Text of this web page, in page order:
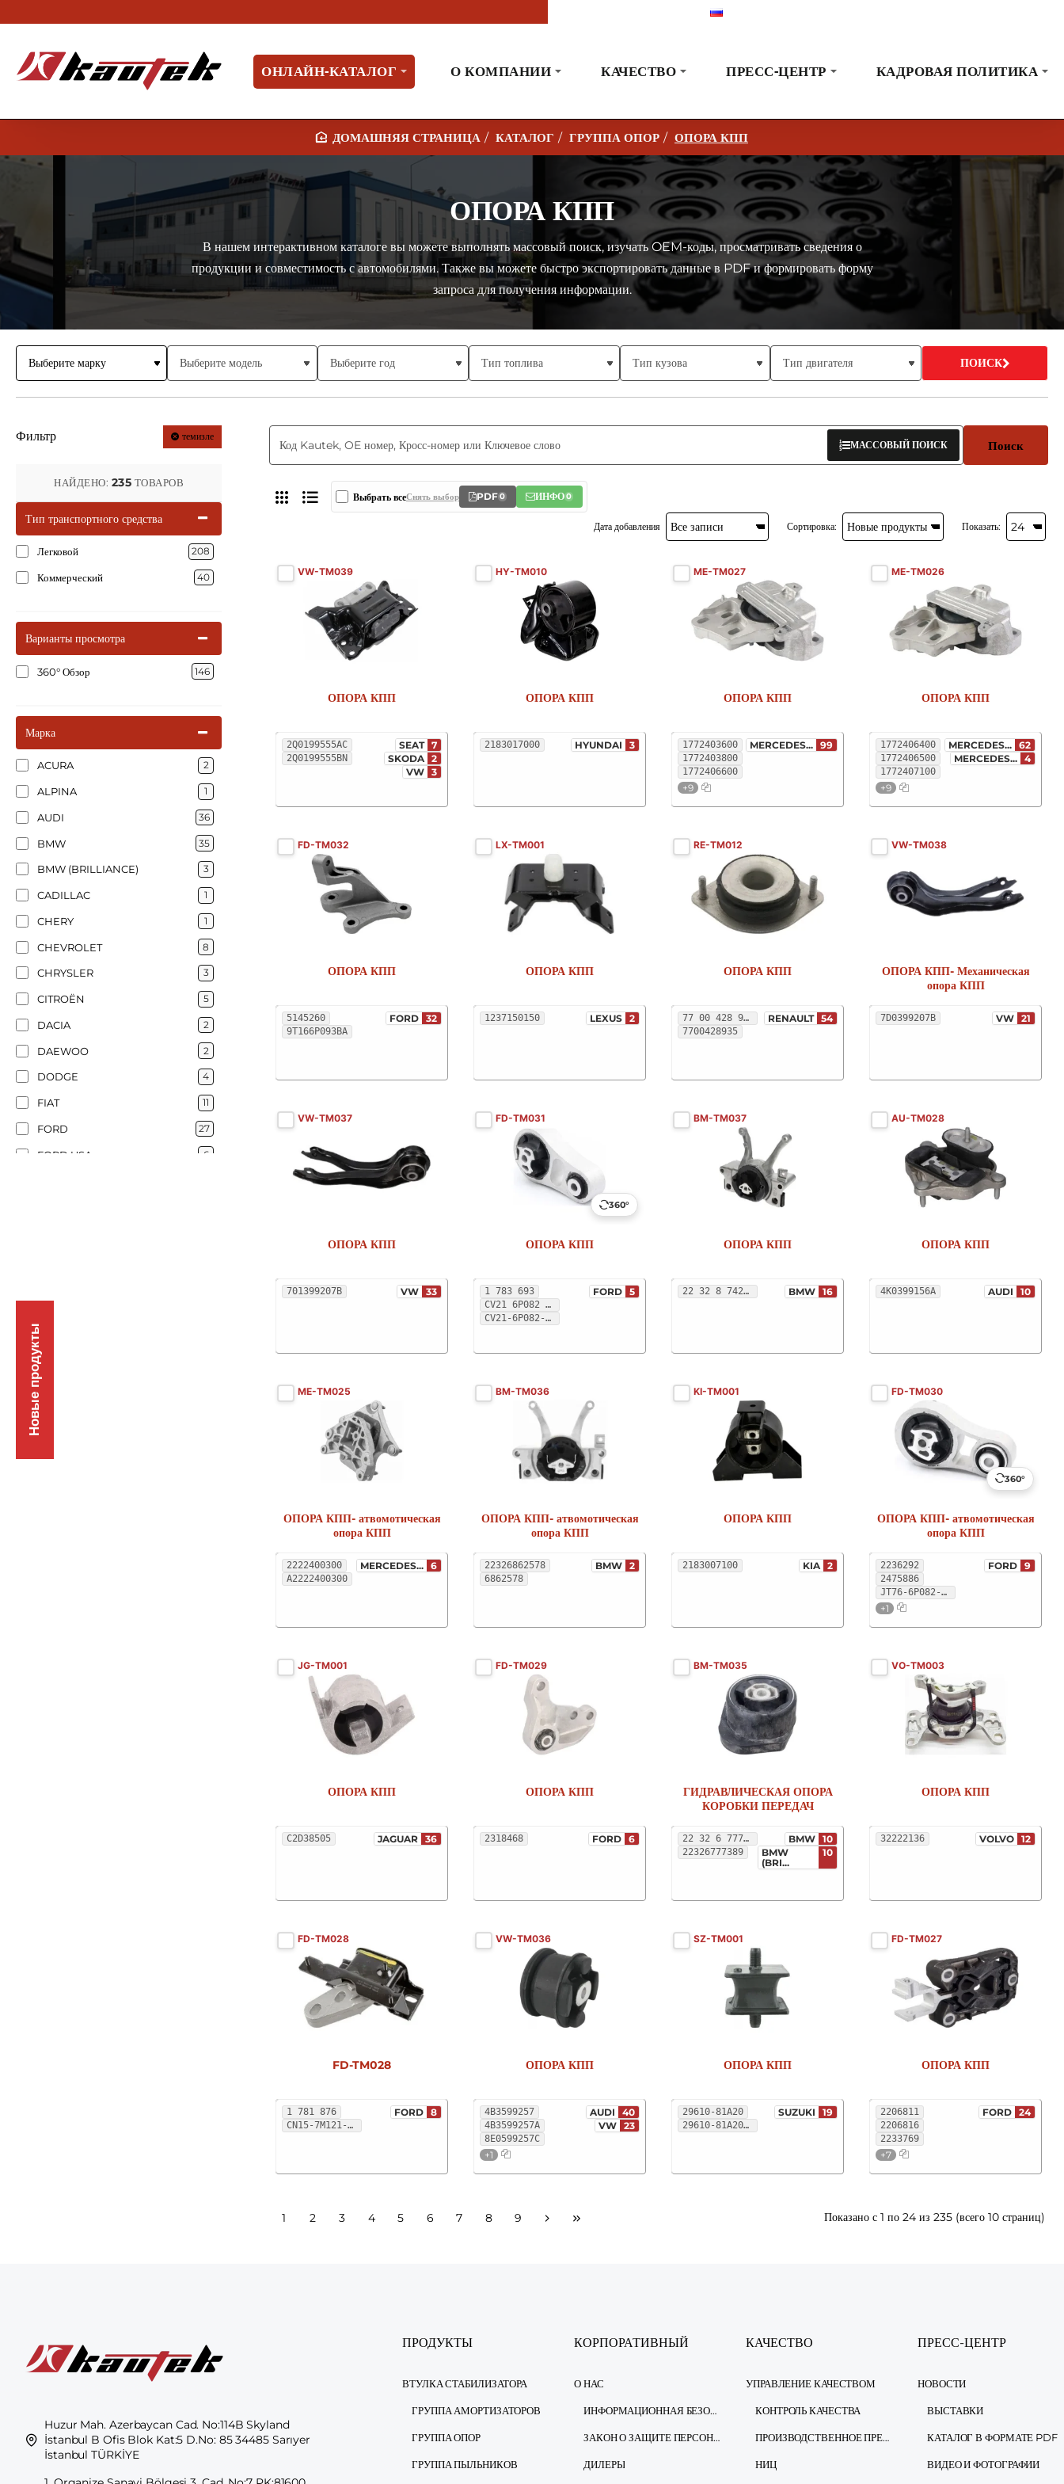
ОНЛАЙН-КАТАЛОГ О КОМПАНИИ КАЧЕСТВО ПРЕСС-ЦЕНТР КАДРОВАЯ ПОЛИТИКА
H
M
E
КАТАЛОГ ГРУППА ОПОР ОПОРА КПП
ОПОРА КПП
В нашем интерактивном каталоге вы можете выполнять массовый поиск, изучать OEM-коды, просматривать сведения о
продукции и совместимость с автомобилями. Также вы можете быстро экспортировать данные в PDF и формировать форму
запроса для получения информации.
ПОИСК
Фильтр темизле
НАЙДЕНО: 235 ТОВАРОВ
Тип транспортного средства
Легковой 208
Коммерческий 40
Варианты просмотра
360° Обзор 146
Марка
ACURA 2
ALPINA 1
AUDI 36
BMW 35
BMW (BRILLIANCE) 3
CADILLAC 1
CHERY 1
CHEVROLET 8
CHRYSLER 3
CITROËN 5
DACIA 2
DAEWOO 2
DODGE 4
FIAT 11
FORD 27
FORD USA 6
KIA
LANCIA
LAND ROVER
LEXUS
МАССОВЫЙ ПОИСК Поиск
Выбрать всеСнять выбор PDF0 ИНФО0
Дата добавления Сортировка: Показать:
VW-TM039
2Q0199555AC
2Q0199555BN
SEAT 7
SKODA 2
VW 3
ОПОРА КПП
HY-TM010
2183017000 HYUNDAI 3
ОПОРА КПП
ME-TM027
1772403600
1772403800
1772406600
+9
MERCEDES... 99
ОПОРА КПП
ME-TM026
1772406400
1772406500
1772407100
+9
MERCEDES... 62
MERCEDES... 4
ОПОРА КПП
FD-TM032
5145260
9T166P093BA
FORD 32
ОПОРА КПП
LX-TM001
1237150150 LEXUS 2
ОПОРА КПП
RE-TM012
77 00 428 935
7700428935
RENAULT 54
ОПОРА КПП
VW-TM038
7D0399207B VW 21
ОПОРА КПП- Механическая
опора КПП
VW-TM037
701399207B VW 33
ОПОРА КПП
FD-TM031
360°
1 783 693
CV21 6P082 EB
CV21-6P082-EB
FORD 5
ОПОРА КПП
BM-TM037
22 32 8 742 697 BMW 16
ОПОРА КПП
AU-TM028
4K0399156A AUDI 10
ОПОРА КПП
ME-TM025
2222400300
A2222400300
MERCEDES... 6
ОПОРА КПП- атвомотическая
опора КПП
BM-TM036
22326862578
6862578
BMW 2
ОПОРА КПП- атвомотическая
опора КПП
KI-TM001
2183007100 KIA 2
ОПОРА КПП
FD-TM030
360°
2236292
2475886
JT76-6P082-AB
+1
FORD 9
ОПОРА КПП- атвомотическая
опора КПП
JG-TM001
C2D38505 JAGUAR 36
ОПОРА КПП
FD-TM029
2318468 FORD 6
ОПОРА КПП
BM-TM035
22 32 6 777 389
22326777389
BMW 10
BMW
(BRI...
10
ГИДРАВЛИЧЕСКАЯ ОПОРА
КОРОБКИ ПЕРЕДАЧ
VO-TM003
32222136 VOLVO 12
ОПОРА КПП
FD-TM028
1 781 876
CN15-7M121-BB
FORD 8
FD-TM028
VW-TM036
4B3599257
4B3599257A
8E0599257C
+1
AUDI
40
VW 23
ОПОРА КПП
SZ-TM001
29610-81A20
29610-81A20-000
SUZUKI 19
ОПОРА КПП
FD-TM027
2206811
2206816
2233769
+7
FORD 24
ОПОРА КПП
1 2 3 4 5 6 7 8 9 Показано с 1 по 24 из 235 (всего 10 страниц)
Huzur Mah. Azerbaycan Cad. No:114B Skyland
İstanbul B Ofis Blok Kat:5 D.No: 85 34485 Sarıyer
İstanbul TÜRKİYE
ПРОДУКТЫ
ВТУЛКА СТАБИЛИЗАТОРА
ГРУППА АМОРТИЗАТОРОВ
ГРУППА ОПОР
ГРУППА ПЫЛЬНИКОВ
КОРПОРАТИВНЫЙ
О НАС
ИНФОРМАЦИОННАЯ БЕЗОПАСНОСТЬ
ЗАКОН О ЗАЩИТЕ ПЕРСОНАЛЬНЫХ ДАННЫХ
ДИЛЕРЫ
КАЧЕСТВО
УПРАВЛЕНИЕ КАЧЕСТВОМ
КОНТРОЛЬ КАЧЕСТВА
ПРОИЗВОДСТВЕННОЕ ПРЕДПРИЯТИЕ
НИЦ
ПРЕСС-ЦЕНТР
НОВОСТИ
ВЫСТАВКИ
КАТАЛОГ В ФОРМАТЕ PDF
ВИДЕО И ФОТОГРАФИИ
Новые продукты